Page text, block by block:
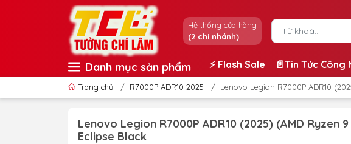
Hệ thống cửa hàng
(2 chi nhánh)
Danh mục sản phẩm ⚡️ Flash Sale 📄Tin Tức Công
Trang chủ / R7000P ADR10 2025 / Lenovo Legion R7000P ADR10
Lenovo Legion R7000P ADR10 (2025) (AMD Ryzen 9
Eclipse Black